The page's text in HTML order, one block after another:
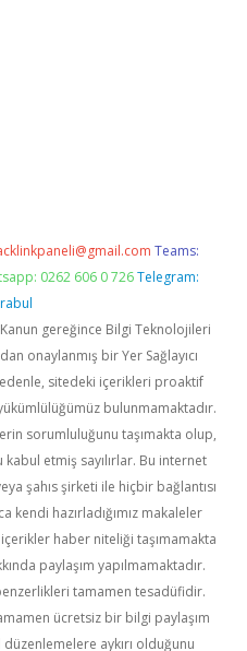
Teams:
0262 606 0 726 Telegram:
Kanun gereğince Bilgi Teknolojileri
onaylanmış bir Yer Sağlayıcı
sitedeki içerikleri proaktif
bulunmamaktadır.
sorumluluğunu taşımakta olup,
etmiş sayılırlar. Bu internet
şahıs şirketi ile hiçbir bağlantısı
kendi hazırladığımız makaleler
haber niteliği taşımamakta
paylaşım yapılmamaktadır.
tamamen tesadüfidir.
ücretsiz bir bilgi paylaşım
aykırı olduğunu